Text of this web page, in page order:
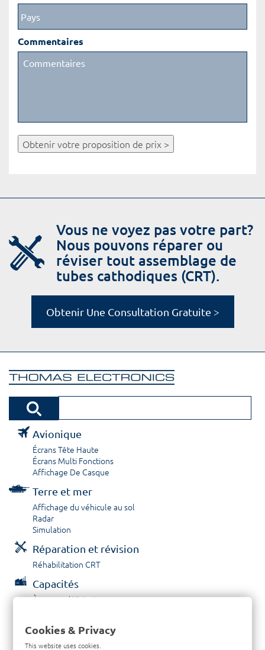
Commentaires
Obtenir votre proposition de prix >
Vous ne voyez pas votre part?
Nous pouvons réparer ou
réviser tout assemblage de
tubes cathodiques (CRT).
Obtenir Une Consultation Gratuite >
Avionique
Écrans Tête Haute
Écrans Multi Fonctions
Affichage De Casque
Terre et mer
Affichage du véhicule au sol
Radar
Simulation
Réparation et révision
Réhabilitation CRT
Capacités
À propos / Historique
Contactez nous
Cookies & Privacy
This website uses cookies.